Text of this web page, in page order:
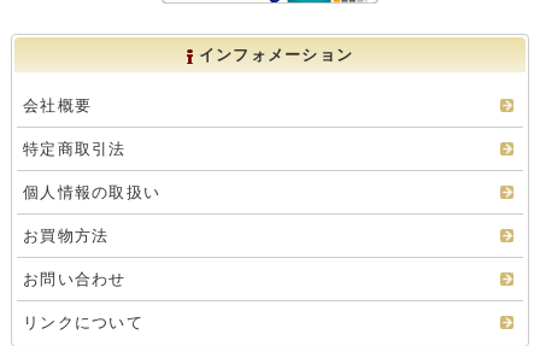
インフォメーション
会社概要
特定商取引法
個人情報の取扱い
お買物方法
お問い合わせ
リンクについて